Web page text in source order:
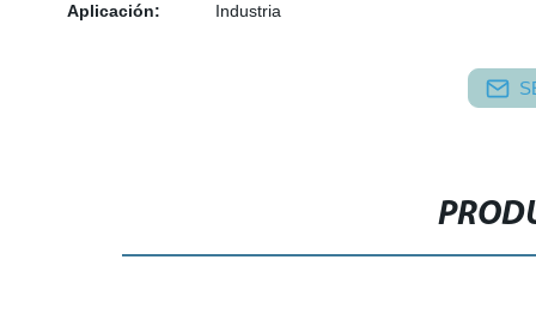
Aplicación:
Industria